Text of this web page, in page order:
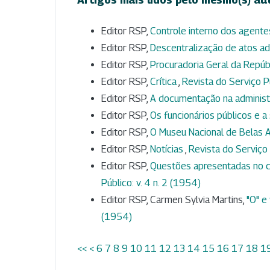
Editor RSP, Controle interno dos
Editor RSP, Descentralização de atos
Editor RSP, Procuradoria Geral da
Editor RSP, Crítica Revista do Serviço
Editor RSP, A documentação na
Editor RSP, Os funcionários públicos e
Editor RSP, O Museu Nacional de Belas
Editor RSP, Notícias Revista do
Editor RSP, Questões apresentadas no
Público: v. 4 n. 2 (1954)
Editor RSP, Carmen Sylvia Martins, "O" e
(1954)
<< < 6 7 8 9 10 11 12 13 14 15 16 17 18